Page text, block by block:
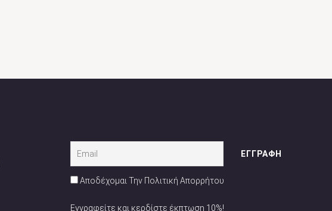
Αποδέχομαι Την Πολιτική Απορρήτου
Εγγραφείτε και κερδίστε έκπτωση 10%!